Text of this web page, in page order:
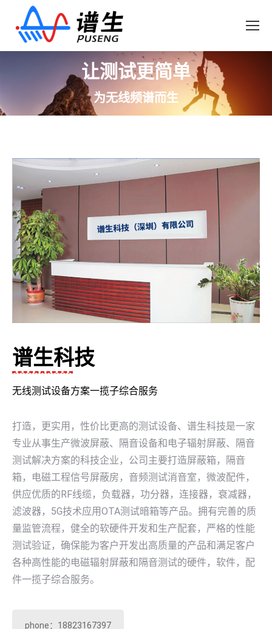
让测试更简单
为无线频谱而生
谱生科技
无线测试设备方案一揽子综合服务
打造，更实用，性价比更高的测试设备、谱生科技是一家
专业从事生产微波屏蔽、隔音设备和电子辐射屏蔽、隔音
测试解决方案的科技企业，公司主要打造屏蔽箱，隔音
箱，电磁工程信号屏蔽房，音频测试消音室，微波配件，
供应优质的RF线缆，负载器，功分器，连接器，衰减器，
滤波器，5G技术应用OTA测试暗箱等产品。拥有完善的质
量监管流程，健全的软硬件开发和生产配套，严格的性能
测试验证，确保能为客户开发出高质量的产品和满足客户
各种高性能的电磁辐射屏蔽和隔音测试的硬件，软件，配
件一揽子综合服务。
phone：18823167397